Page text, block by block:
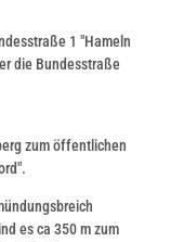
1 "Hameln
die Bundesstraße
zum öffentlichen
es ca 350 m zum